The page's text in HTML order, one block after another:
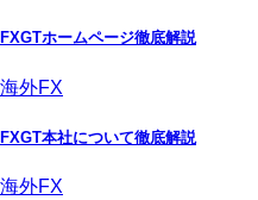
FXGTホームページ徹底解説
海外FX
FXGT本社について徹底解説
海外FX